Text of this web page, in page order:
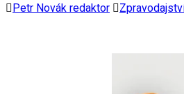
Petr Novák redaktor